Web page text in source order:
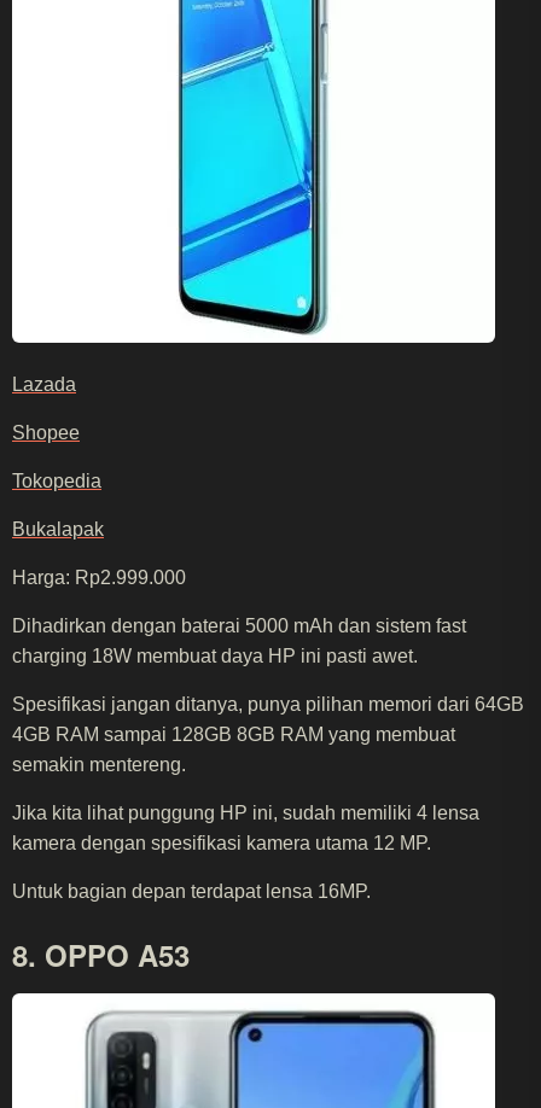
Lazada
Shopee
Tokopedia
Bukalapak
Harga: Rp2.999.000
Dihadirkan dengan baterai 5000 mAh dan sistem fast
charging 18W membuat daya HP ini pasti awet.
Spesifikasi jangan ditanya, punya pilihan memori dari 64GB
4GB RAM sampai 128GB 8GB RAM yang membuat
semakin mentereng.
Jika kita lihat punggung HP ini, sudah memiliki 4 lensa
kamera dengan spesifikasi kamera utama 12 MP.
Untuk bagian depan terdapat lensa 16MP.
8. OPPO A53